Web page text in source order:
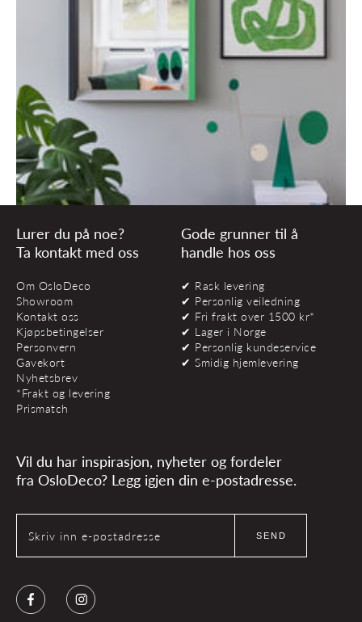
Lurer du på noe?
Ta kontakt med oss
Om OsloDeco
Showroom
Kontakt oss
Kjøpsbetingelser
Personvern
Gavekort
Nyhetsbrev
*Frakt og levering
Prismatch
Gode grunner til å
handle hos oss
✔ Rask levering
✔ Personlig veiledning
✔ Fri frakt over 1500 kr*
✔ Lager i Norge
✔ Personlig kundeservice
✔ Smidig hjemlevering
Vil du har inspirasjon, nyheter og fordeler
fra OsloDeco? Legg igjen din e-postadresse.
Skriv inn e-postadresse SEND
FacebookInstagram